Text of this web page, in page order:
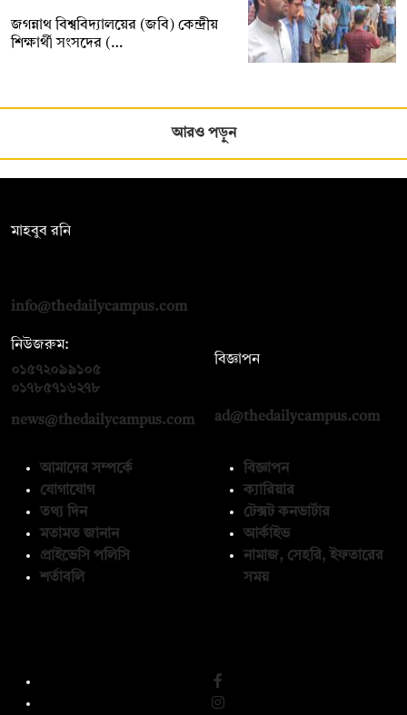
জগন্নাথ বিশ্ববিদ্যালয়ের (জবি) কেন্দ্রীয়
শিক্ষার্থী সংসদের (…
আরও পড়ুন
মাহবুব রনি
info@thedailycampus.com
নিউজরুম:
০১৫৭২০৯৯১০৫
০১৭৮৫৭১৬২৭৮
news@thedailycampus.com
বিজ্ঞাপন
ad@thedailycampus.com
আমাদের সম্পর্কে
যোগাযোগ
তথ্য দিন
মতামত জানান
প্রাইভেসি পলিসি
শর্তাবলি
বিজ্ঞাপন
ক্যারিয়ার
টেক্সট কনভার্টার
আর্কাইভ
নামাজ, সেহরি, ইফতারের
সময়